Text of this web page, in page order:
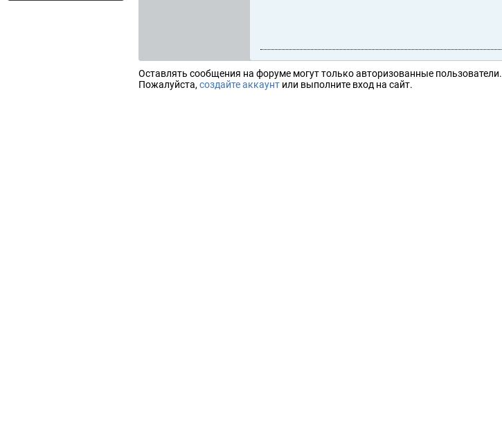
Оставлять сообщения на форуме могут только авторизованные пользователи.
Пожалуйста, создайте аккаунт или выполните вход на сайт.